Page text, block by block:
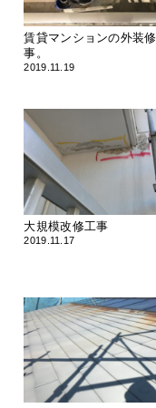
賃貸マンションの外装
事。
2019.11.19
大規模改修工事
2019.11.17